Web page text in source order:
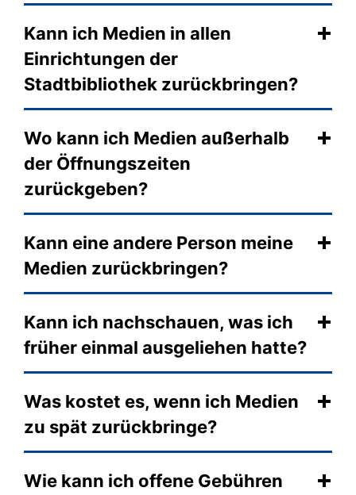
Kann ich Medien in allen
Einrichtungen der
Stadtbibliothek zurückbringen?
Wo kann ich Medien außerhalb
der Öffnungszeiten
zurückgeben?
Kann eine andere Person meine
Medien zurückbringen?
Kann ich nachschauen, was ich
früher einmal ausgeliehen hatte?
Was kostet es, wenn ich Medien
zu spät zurückbringe?
Wie kann ich offene Gebühren